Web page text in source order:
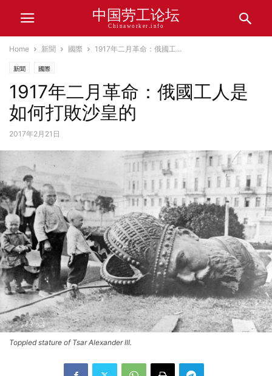
中国劳工论坛
Chinaworker.info
Home 新聞 國際 1917年二月革命：俄國工...
新聞 國際
1917年二月革命：俄國工人是
如何打敗沙皇的
2017年2月21日
Toppled stature of Tsar Alexander III.